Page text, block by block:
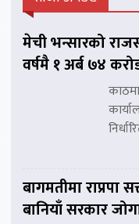
मेची भन्सारको
वर्षमै १ अर्ब ७४
बागमतीमा राप्रपा
बानियाँ सरकार